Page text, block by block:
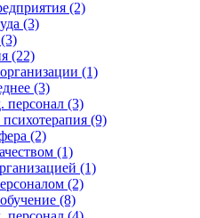
(2)
(3)
(22)
(1)
(3)
(3)
(9)
(2)
(1)
(1)
(2)
(8)